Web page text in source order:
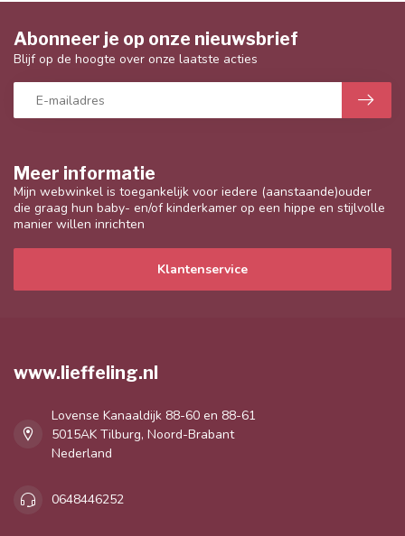
Meer informatie
Mijn webwinkel is toegankelijk voor iedere (aanstaande)ouder
die graag hun baby- en/of kinderkamer op een hippe en stijlvolle
manier willen inrichten
Klantenservice
Abonneer je op onze nieuwsbrief
Blijf op de hoogte over onze laatste acties
www.lieffeling.nl
Lovense Kanaaldijk 88-60 en 88-61
5015AK Tilburg, Noord-Brabant
Nederland
0648446252